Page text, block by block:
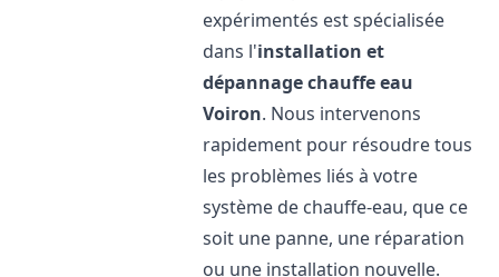
expérimentés est spécialisée
dans l'installation et
dépannage chauffe eau
Voiron. Nous intervenons
rapidement pour résoudre tous
les problèmes liés à votre
système de chauffe-eau, que ce
soit une panne, une réparation
ou une installation nouvelle.